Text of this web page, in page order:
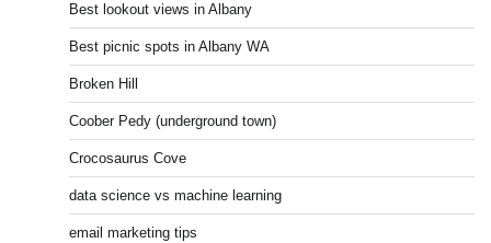
Best lookout views in Albany
Best picnic spots in Albany WA
Broken Hill
Coober Pedy (underground town)
Crocosaurus Cove
data science vs machine learning
email marketing tips